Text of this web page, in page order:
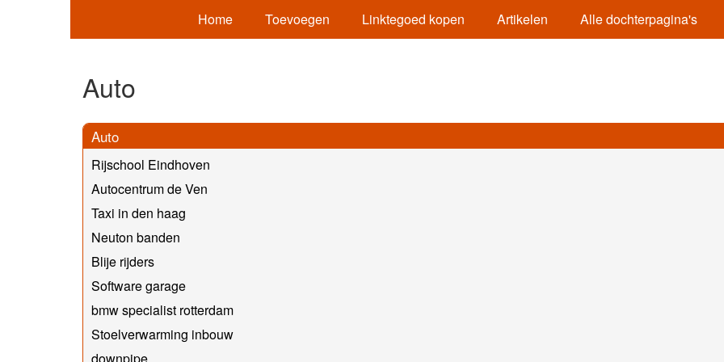
Home Toevoegen Linktegoed kopen Artikelen Alle dochterpagina's
Auto
Auto
Rijschool Eindhoven
Autocentrum de Ven
Taxi in den haag
Neuton banden
Blije rijders
Software garage
bmw specialist rotterdam
Stoelverwarming inbouw
downpipe